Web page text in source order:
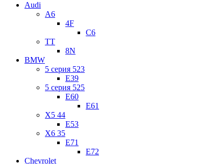
Audi
A6
4F
C6
TT
8N
BMW
5 серия 523
E39
5 серия 525
E60
E61
X5 44
E53
X6 35
E71
E72
Chevrolet